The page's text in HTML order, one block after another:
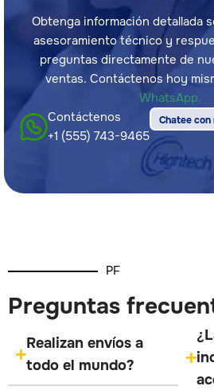
Obtenga información detallada
asesoramiento técnico y
preguntas directamente de
ventas. Contáctenos hoy
WhatsApp.
Contáctenos
+1 (555) 743-9465
Chatee con
PF
Preguntas
Realizan envíos a
todo el mundo?